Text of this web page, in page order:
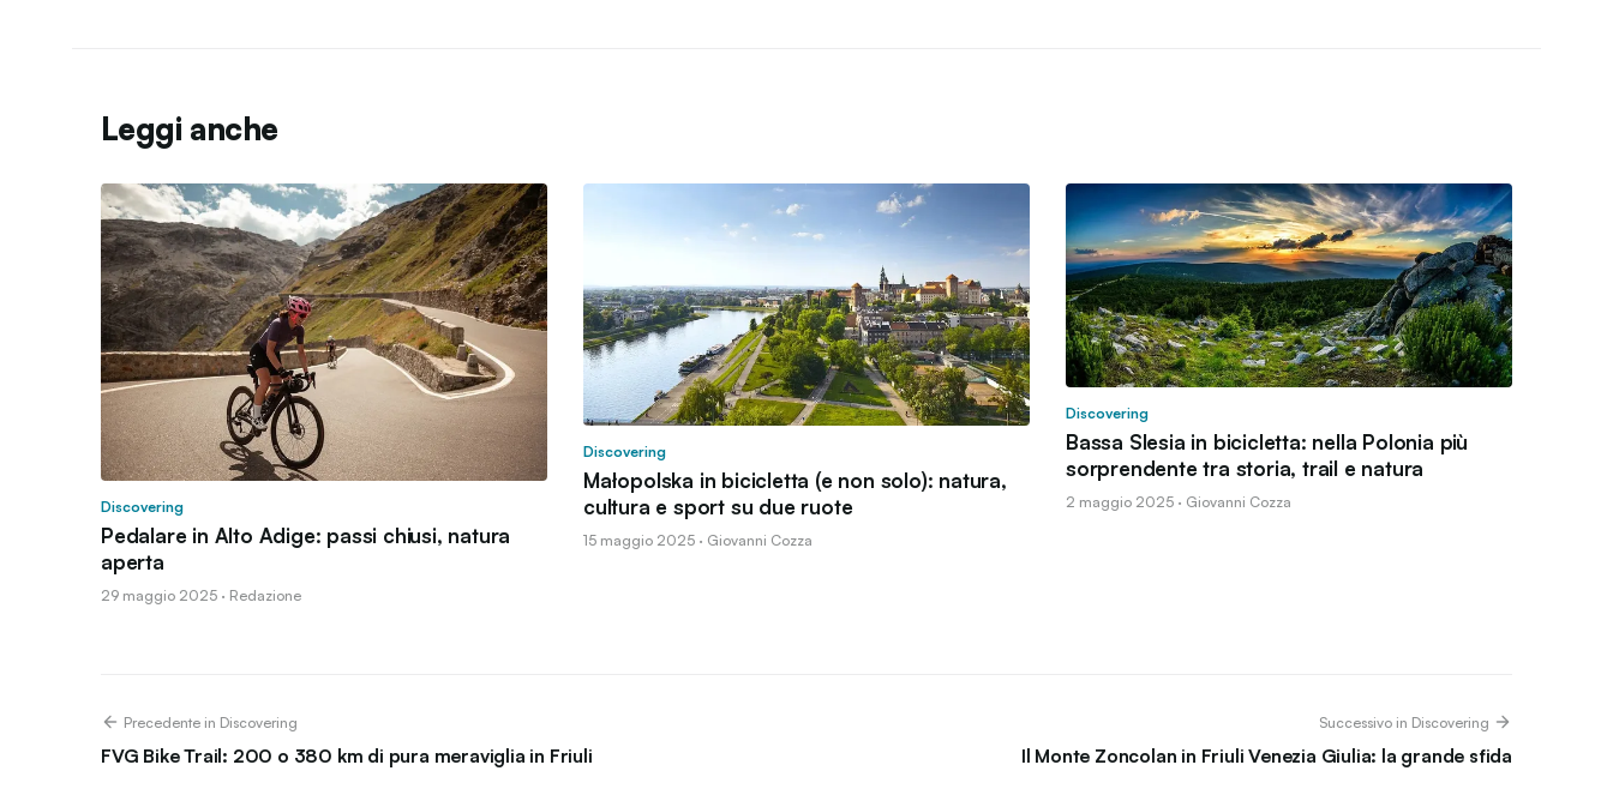
Leggi anche
Discovering
Pedalare in Alto Adige: passi chiusi, natura
aperta
29 maggio 2025 · Redazione
Discovering
Małopolska in bicicletta (e non solo): natura,
cultura e sport su due ruote
15 maggio 2025 · Giovanni Cozza
Discovering
Bassa Slesia in bicicletta: nella Polonia più
sorprendente tra storia, trail e natura
2 maggio 2025 · Giovanni Cozza
Precedente in Discovering
FVG Bike Trail: 200 o 380 km di pura meraviglia in Friuli
Successivo in Discovering
Il Monte Zoncolan in Friuli Venezia Giulia: la grande sfida